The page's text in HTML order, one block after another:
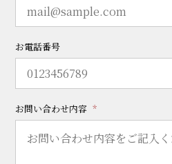
お電話番号
お問い合わせ内容